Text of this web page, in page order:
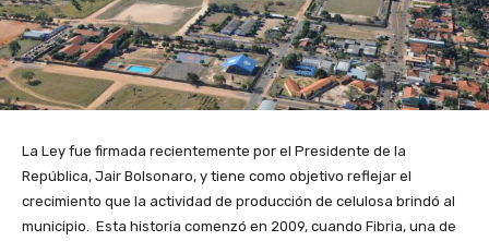
La Ley fue firmada recientemente por el Presidente de la
República, Jair Bolsonaro, y tiene como objetivo reflejar el
crecimiento que la actividad de producción de celulosa brindó al
municipio. Esta historia comenzó en 2009, cuando Fibria, una de